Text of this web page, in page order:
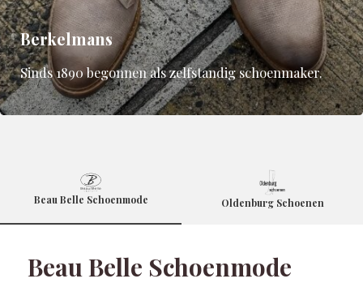
Berkelmans
Sinds 1890 begonnen als zelfstandig schoenmaker.
Beau Belle Schoenmode
Beau Belle Schoenmode Oldenburg Schoenen